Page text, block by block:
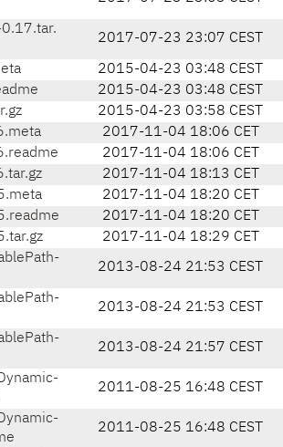
2017-07-23 23:07 CEST
2015-04-23 03:48 CEST
2015-04-23 03:48 CEST
2015-04-23 03:58 CEST
2017-11-04 18:06 CET
2017-11-04 18:06 CET
2017-11-04 18:13 CET
2017-11-04 18:20 CET
2017-11-04 18:20 CET
2017-11-04 18:29 CET
2013-08-24 21:53 CEST
2013-08-24 21:53 CEST
2013-08-24 21:57 CEST
2011-08-25 16:48 CEST
2011-08-25 16:48 CEST